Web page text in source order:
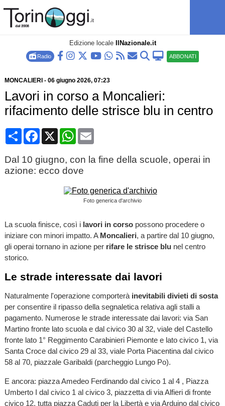
Edizione locale IlNazionale.it
Radio ABBONATI
MONCALIERI - 06 giugno 2026, 07:23
Lavori in corso a Moncalieri:
rifacimento delle strisce blu in centro
CondividiFacebook
X WhatsApp
Email
Dal 10 giugno, con la fine della scuole, operai in
azione: ecco dove
Foto generica d'archivio
La scuola finisce, così i lavori in corsopossono procedere o
iniziare con minori impatto. A Moncalieri, a partire dal 10 giugno,
gli operai tornano in azione per rifare le strisce blunel centro
storico.
Le strade interessate dai lavori
Naturalmente l'operazione comporterà inevitabili divieti di sosta
per consentire il ripasso della segnaletica relativa agli stalli a
pagamento. Numerose le strade interessate dai lavori: via San
Martino fronte lato scuola e dal civico 30 al 32, viale del Castello
fronte lato 1° Reggimento Carabinieri Piemonte e lato civico 1, via
Santa Croce dal civico 29 al 33, viale Porta Piacentina dal civico
58 al 70, piazzale Garibaldi (parcheggio Lungo Po).
E ancora: piazza Amedeo Ferdinando dal civico 1 al 4 , Piazza
Umberto I dal civico 1 al civico 3, piazzetta di via Alfieri di fronte
civico 12, tutta piazza Caduti per la Libertà e via Arduino dal civico